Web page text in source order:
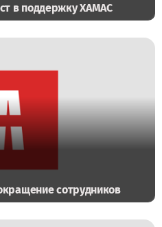
в поддержку ХАМАС
сотрудников